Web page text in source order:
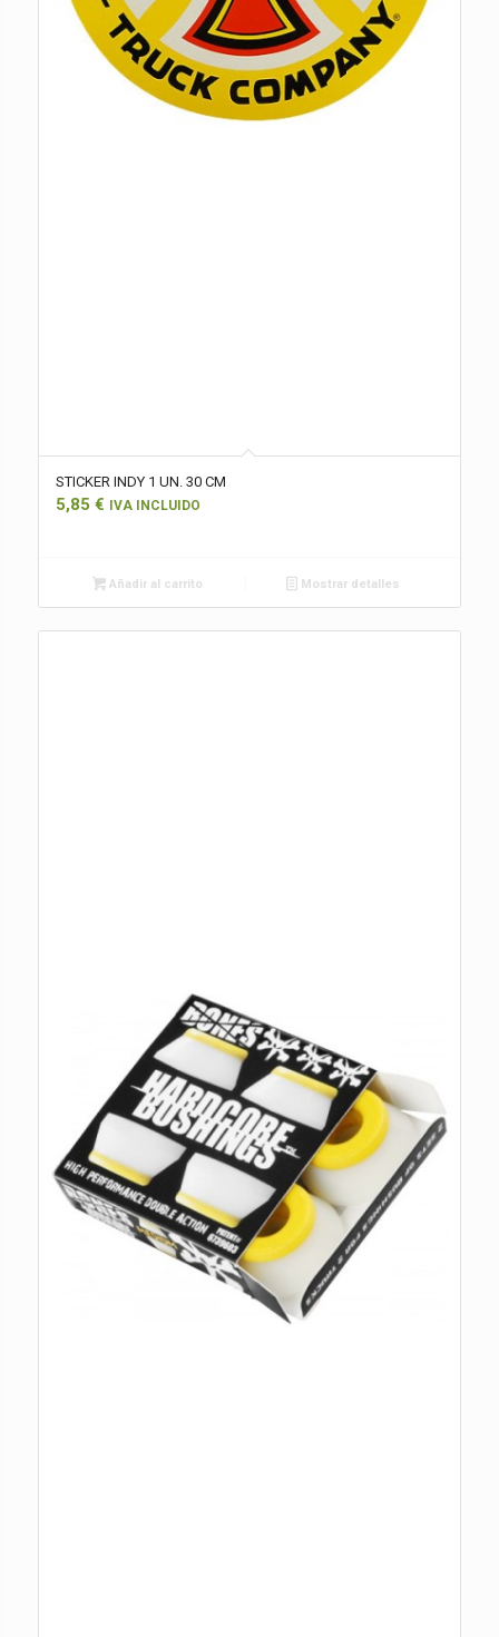
STICKER INDY 1 UN. 30 CM
5,85 € IVA INCLUIDO
Añadir al carrito Mostrar detalles